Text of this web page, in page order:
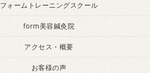
フォームトレーニングスクール
form美容鍼灸院
アクセス・概要
お客様の声